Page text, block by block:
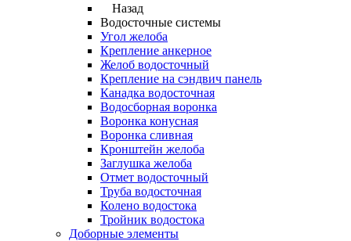
Назад
Водосточные системы
Угол желоба
Крепление анкерное
Желоб водосточный
Крепление на сэндвич панель
Канадка водосточная
Водосборная воронка
Воронка конусная
Воронка сливная
Кронштейн желоба
Заглушка желоба
Отмет водосточный
Труба водосточная
Колено водостока
Тройник водостока
Доборные элементы